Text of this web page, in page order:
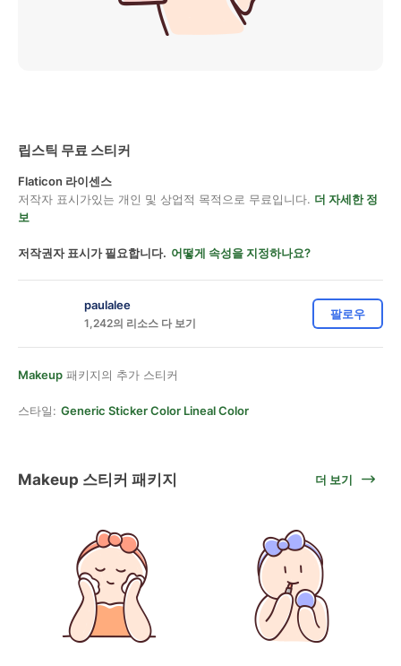
립스틱 무료 스티커
Flaticon 라이센스
저작자 표시가있는 개인 및 상업적 목적으로 무료입니다. 더 자세한 정
보
저작권자 표시가 필요합니다. 어떻게 속성을 지정하나요?
paulalee
1,242의 리소스 다 보기
팔로우
Makeup 패키지의 추가 스티커
스타일: Generic Sticker Color Lineal Color
Makeup 스티커 패키지 더 보기